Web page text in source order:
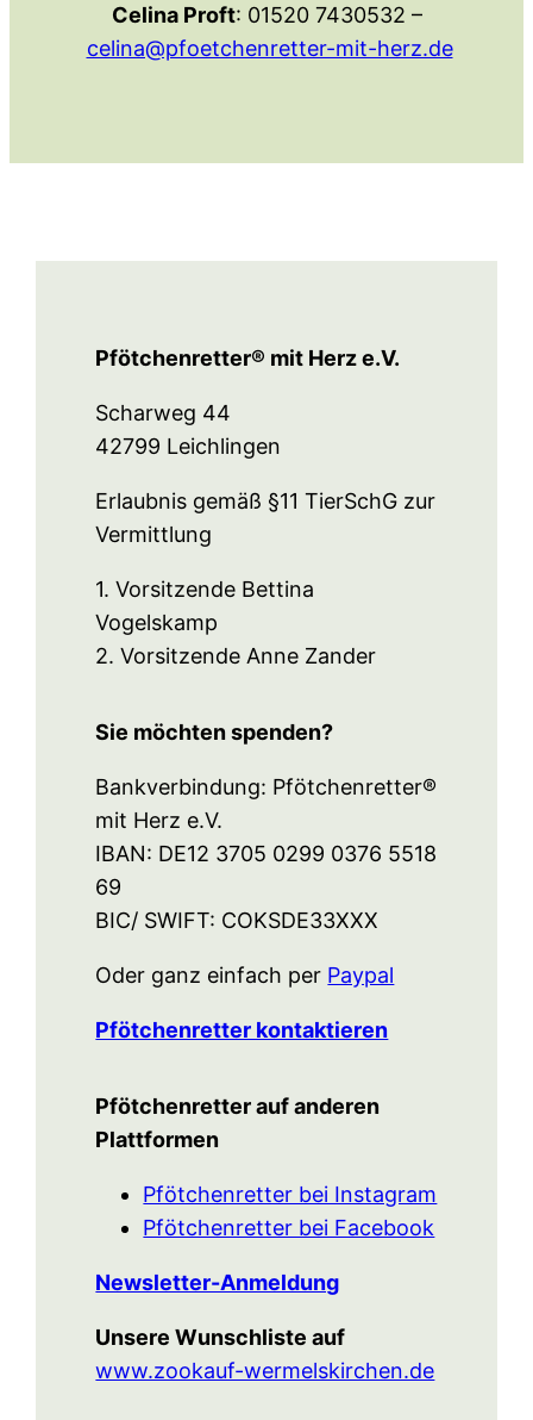
Celina Proft: 01520 7430532 –
celina@pfoetchenretter-mit-herz.de
Pfötchenretter® mit Herz e.V.
Scharweg 44
42799 Leichlingen
Erlaubnis gemäß §11 TierSchG zur
Vermittlung
1. Vorsitzende Bettina
Vogelskamp
2. Vorsitzende Anne Zander
Sie möchten spenden?
Bankverbindung: Pfötchenretter®
mit Herz e.V.
IBAN: DE12 3705 0299 0376 5518
69
BIC/ SWIFT: COKSDE33XXX
Oder ganz einfach per Paypal
Pfötchenretter kontaktieren
Pfötchenretter auf anderen
Plattformen
Pfötchenretter bei Instagram
Pfötchenretter bei Facebook
Newsletter-Anmeldung
Unsere Wunschliste auf
www.zookauf-wermelskirchen.de